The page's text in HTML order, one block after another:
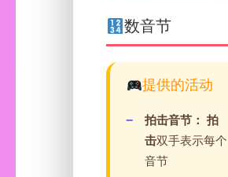
数音节
提供的活动
拍击音节： 拍
击双手表示每个
音节